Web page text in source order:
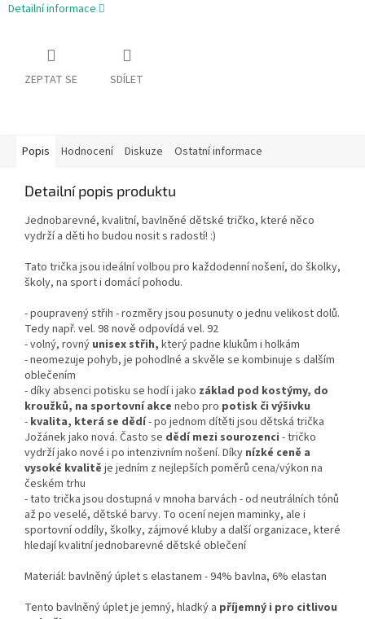
Detailní informace
ZEPTAT SE SDÍLET
Popis Hodnocení Diskuze Ostatní informace
Detailní popis produktu
Jednobarevné, kvalitní, bavlněné dětské tričko, které něco
vydrží a děti ho budou nosit s radostí! :)
Tato trička jsou ideální volbou pro každodenní nošení, do školky,
školy, na sport i domácí pohodu.
- poupravený střih - rozměry jsou posunuty o jednu velikost dolů.
Tedy např. vel. 98 nově odpovídá vel. 92
- volný, rovný unisex střih, který padne klukům i holkám
- neomezuje pohyb, je pohodlné a skvěle se kombinuje s dalším
oblečením
- díky absenci potisku se hodí i jako základ pod kostýmy, do
kroužků, na sportovní akce nebo pro potisk či výšivku
- kvalita, která se dědí- po jednom dítěti jsou dětská trička
Jožánek jako nová. Často se dědí mezi sourozenci - tričko
vydrží jako nové i po intenzivním nošení. Díky nízké ceně a
vysoké kvalitě je jedním z nejlepších poměrů cena/výkon na
českém trhu
- tato trička jsou dostupná v mnoha barvách - od neutrálních tónů
až po veselé, dětské barvy. To ocení nejen maminky, ale i
sportovní oddíly, školky, zájmové kluby a další organizace, které
hledají kvalitní jednobarevné dětské oblečení
Materiál: bavlněný úplet s elastanem - 94% bavlna, 6% elastan
Tento bavlněný úplet je jemný, hladký a příjemný i pro citlivou